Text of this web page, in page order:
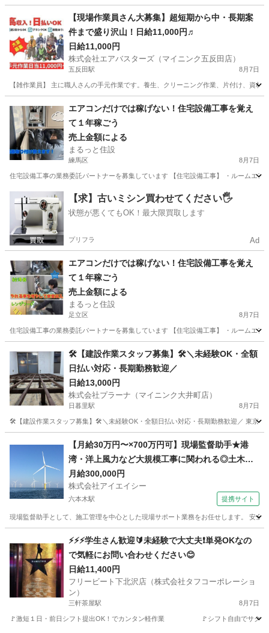
【現場作業員さん大募集】超短期から中・長期案
件まで盛り沢山！日給11,000円♬
日給11,000円
株式会社エアバスターズ（マイニンク五反田店）
五反田駅 8月7日
【雑作業員】 主に職人さんの手元作業です。養生、クリーニング作業、片付け
その他 現場作業員
エアコンだけでは稼げない！住宅設備工事を覚え
て１年稼ごう
売上金額による
まるっと住設
練馬区 8月7日
住宅設備工事の業務委託パートナーを募集しています 【住宅設備工事】 ・ルームエ
東京 練馬区 建築 設備工事
【求】古いミシン買わせてください🖐️
状態が悪くてもOK！最大限買取します
プリフラ Ad
エアコンだけでは稼げない！住宅設備工事を覚え
て１年稼ごう
売上金額による
まるっと住設
足立区 8月7日
住宅設備工事の業務委託パートナーを募集しています 【住宅設備工事】 ・ルームエ
建築 設備工事
🛠【建設作業スタッフ募集】🛠＼未経験OK・全額
日払い対応・長期勤務歓迎／
日給13,000円
株式会社プラーナ（マイニンク大井町店）
日暮里駅 8月7日
🛠【建設作業スタッフ募集】🛠＼未経験OK・全額日払い対応・長期勤務歓迎／ 東京都
日暮里駅 建築
【月給30万円〜×700万円可】現場監督助手★港
湾・洋上風力など大規模工事に関われる◎土木建
設経験者求む
月給300,000円
株式会社アイエイシー
六本木駅 提携サイト
現場監督助手として、施工管理を中心とした現場サポート業務をお任せします。 安
その他
⚡⚡⚡学生さん歓迎🔰未経験で大丈夫❗単発OKなの
で気軽にお問い合わせください😊
日給11,400円
フリービート下北沢店（株式会社タフコーポレーショ
ン）
三軒茶屋駅 8月7日
🚩激短１日・前日シフト提出OK！でカンタン軽作業 🚩シフト自由でサク